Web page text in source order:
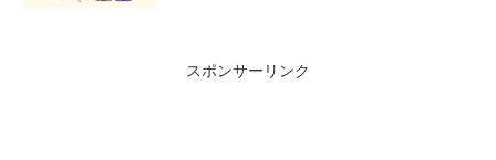
スポンサーリンク